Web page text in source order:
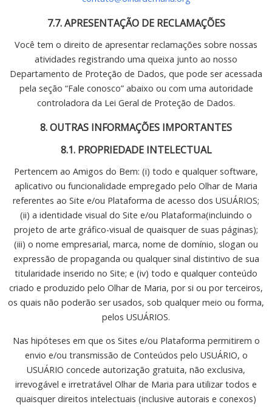
7.7. APRESENTAÇÃO DE RECLAMAÇÕES
Você tem o direito de apresentar reclamações sobre nossas
atividades registrando uma queixa junto ao nosso
Departamento de Proteção de Dados, que pode ser acessada
pela seção “Fale conosco” abaixo ou com uma autoridade
controladora da Lei Geral de Proteção de Dados.
8. OUTRAS INFORMAÇÕES IMPORTANTES
8.1. PROPRIEDADE INTELECTUAL
Pertencem ao Amigos do Bem: (i) todo e qualquer software,
aplicativo ou funcionalidade empregado pelo Olhar de Maria
referentes ao Site e/ou Plataforma de acesso dos USUÁRIOS;
(ii) a identidade visual do Site e/ou Plataforma(incluindo o
projeto de arte gráfico-visual de quaisquer de suas páginas);
(iii) o nome empresarial, marca, nome de domínio, slogan ou
expressão de propaganda ou qualquer sinal distintivo de sua
titularidade inserido no Site; e (iv) todo e qualquer conteúdo
criado e produzido pelo Olhar de Maria, por si ou por terceiros,
os quais não poderão ser usados, sob qualquer meio ou forma,
pelos USUÁRIOS.
Nas hipóteses em que os Sites e/ou Plataforma permitirem o
envio e/ou transmissão de Conteúdos pelo USUÁRIO, o
USUÁRIO concede autorização gratuita, não exclusiva,
irrevogável e irretratável Olhar de Maria para utilizar todos e
quaisquer direitos intelectuais (inclusive autorais e conexos)